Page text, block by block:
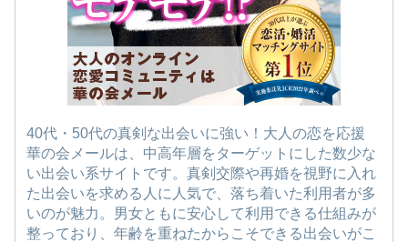
40代・50代の真剣な出会いに強い！大人の恋を応援
華の会メールは、中高年層をターゲットにした数少な
い出会い系サイトです。真剣交際や再婚を視野に入れ
た出会いを求める人に人気で、落ち着いた利用者が多
いのが魅力。男女ともに安心して利用できる仕組みが
整っており、年齢を重ねたからこそできる出会いがこ